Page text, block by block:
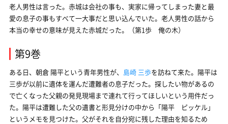
老人男性は言った。赤城は会社の事も、実家に帰ってしまった妻と最
愛の息子の事もすべて一大事だと思い込んでいた。老人男性の話から
本当の幸せの意味が見えた赤城だった。（第1歩 俺の木）
第9巻
ある日、朝倉 陽平という青年男性が、 島崎 三歩を訪ねて来た。陽平は
三歩が以前に遺体を運んだ遭難者の息子だった。探したい物があるの
で亡くなった父親の発見現場まで連れて行ってほしいという用件だっ
た。陽平は遭難した父の遺書と形見分けの中から「陽平 ピッケル」
というメモを見つけた。父がそれを自分宛に残した理由を知るため